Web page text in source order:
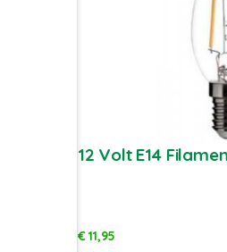
12 Volt E14
€11,95